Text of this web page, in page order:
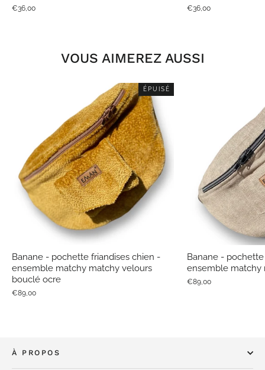
€36,00 €36,00
VOUS AIMEREZ AUSSI
ÉPUISÉ
Banane - pochette friandises chien -
ensemble matchy matchy velours
bouclé ocre
€89,00
Banane -
ensemble matchy
€89,00
À PROPOS